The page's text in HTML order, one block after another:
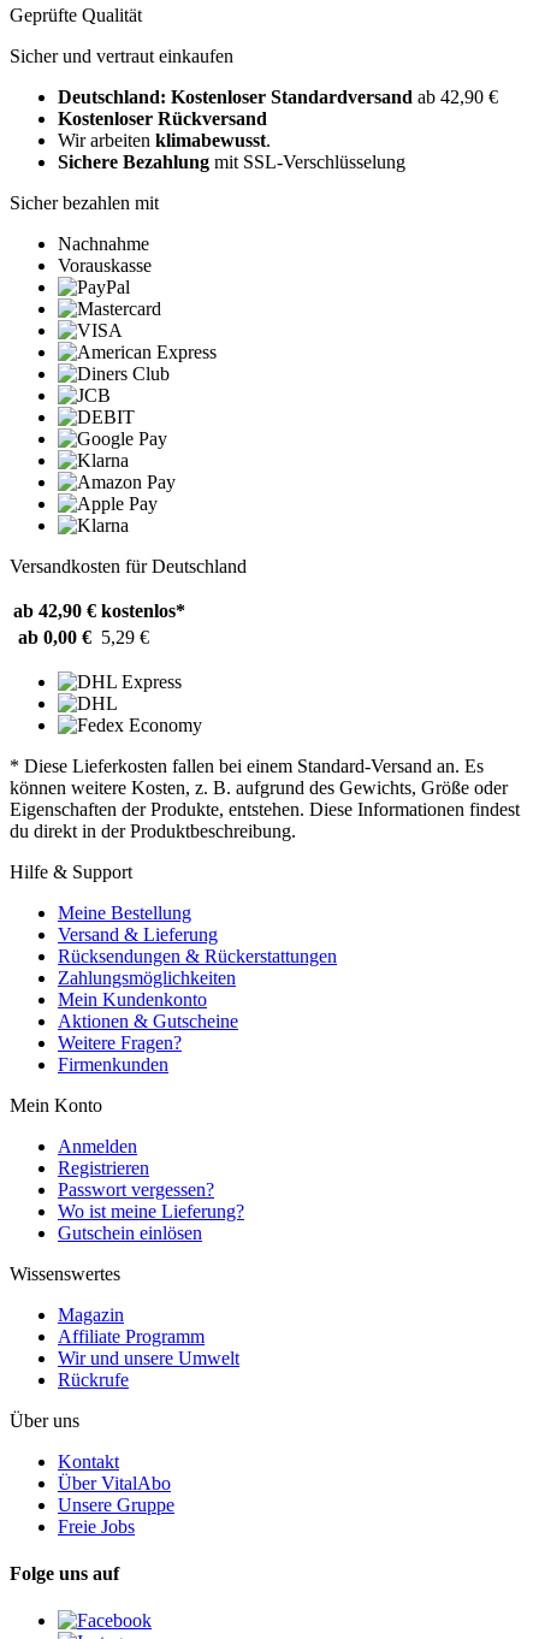
Geprüfte Qualität
Sicher und vertraut einkaufen
Deutschland: Kostenloser Standardversand ab 42,90 €
Kostenloser Rückversand
Wir arbeiten klimabewusst.
Sichere Bezahlung mit SSL-Verschlüsselung
Sicher bezahlen mit
Nachnahme
Vorauskasse
Versandkosten für Deutschland
ab 42,90 € kostenlos*
ab 0,00 € 5,29 €
* Diese Lieferkosten fallen bei einem Standard-Versand an. Es
können weitere Kosten, z. B. aufgrund des Gewichts, Größe oder
Eigenschaften der Produkte, entstehen. Diese Informationen findest
du direkt in der Produktbeschreibung.
Hilfe & Support
Meine Bestellung
Versand & Lieferung
Rücksendungen & Rückerstattungen
Zahlungsmöglichkeiten
Mein Kundenkonto
Aktionen & Gutscheine
Weitere Fragen?
Firmenkunden
Mein Konto
Anmelden
Registrieren
Passwort vergessen?
Wo ist meine Lieferung?
Gutschein einlösen
Wissenswertes
Magazin
Affiliate Programm
Wir und unsere Umwelt
Rückrufe
Über uns
Kontakt
Über VitalAbo
Unsere Gruppe
Freie Jobs
Folge uns auf